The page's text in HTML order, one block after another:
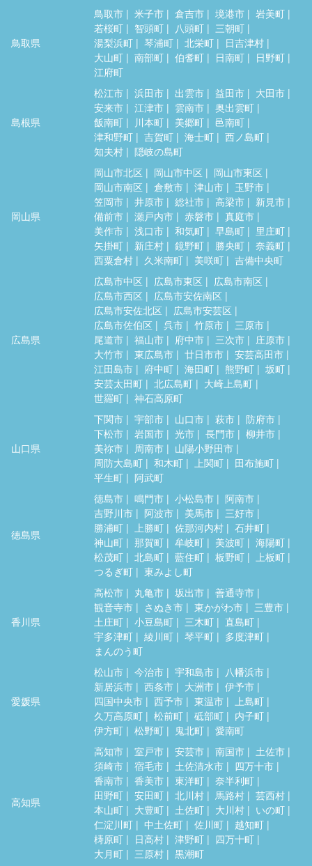
鳥取県
鳥取市 米子市 倉吉市 境港市
岩美町
若桜町
智頭町 八頭町
三朝町
湯梨浜町
琴浦町 北栄町
日吉津村
大山町
南部町 伯耆町 日南町
日野町
江府町
島根県
松江市 浜田市 出雲市 益田市
大田市
安来市
江津市 雲南市
奥出雲町
飯南町
川本町 美郷町
邑南町
津和野町
吉賀町 海士町
西ノ島町
知夫村
隠岐の島町
岡山県
岡山市北区 岡山市中区
岡山市東区
岡山市南区
倉敷市 津山市
玉野市
笠岡市
井原市 総社市 高梁市
新見市
備前市
瀬戸内市 赤磐市
真庭市
美作市
浅口市 和気町 早島町
里庄町
矢掛町
新庄村 鏡野町 勝央町
奈義町
西粟倉村
久米南町 美咲町 吉備中央町
広島県
広島市中区 広島市東区
広島市南区
広島市西区
広島市安佐南区
広島市安佐北区
広島市安芸区
広島市佐伯区
呉市 竹原市
三原市
尾道市
福山市 府中市 三次市
庄原市
大竹市
東広島市 廿日市市
安芸高田市
江田島市
府中町 海田町 熊野町
坂町
安芸太田町
北広島町
大崎上島町
世羅町
神石高原町
山口県
下関市 宇部市 山口市 萩市
防府市
下松市
岩国市 光市 長門市
柳井市
美祢市
周南市
山陽小野田市
周防大島町
和木町 上関町
田布施町
平生町
阿武町
徳島県
徳島市 鳴門市 小松島市
阿南市
吉野川市
阿波市 美馬市
三好市
勝浦町
上勝町 佐那河内村
石井町
神山町
那賀町 牟岐町 美波町
海陽町
松茂町
北島町 藍住町 板野町
上板町
つるぎ町
東みよし町
香川県
高松市 丸亀市 坂出市
善通寺市
観音寺市
さぬき市 東かがわ市
三豊市
土庄町
小豆島町 三木町
直島町
宇多津町
綾川町 琴平町
多度津町
まんのう町
愛媛県
松山市 今治市 宇和島市
八幡浜市
新居浜市
西条市 大洲市
伊予市
四国中央市
西予市 東温市
上島町
久万高原町
松前町 砥部町
内子町
伊方町
松野町 鬼北町 愛南町
高知県
高知市 室戸市 安芸市 南国市
土佐市
須崎市
宿毛市 土佐清水市
四万十市
香南市
香美市 東洋町
奈半利町
田野町
安田町 北川村 馬路村
芸西村
本山町
大豊町 土佐町 大川村
いの町
仁淀川町
中土佐町 佐川町
越知町
梼原町
日高村 津野町
四万十町
大月町
三原村 黒潮町